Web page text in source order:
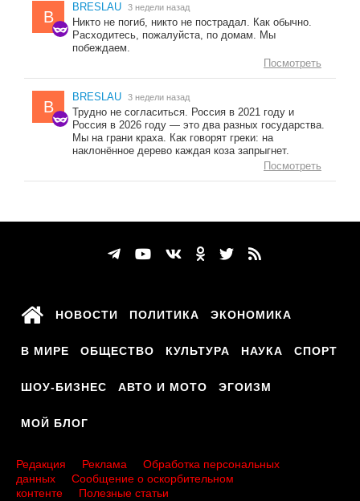
B
BRESLAU 3 недели назад
Никто не погиб, никто не пострадал. Как обычно.
Расходитесь, пожалуйста, по домам. Мы
побеждаем.
Посмотреть
B
BRESLAU 3 недели назад
Трудно не согласиться. Россия в 2021 году и
Россия в 2026 году — это два разных государства.
Мы на грани краха. Как говорят греки: на
наклонённое дерево каждая коза запрыгнет.
Посмотреть
НОВОСТИ ПОЛИТИКА ЭКОНОМИКА
В МИРЕ ОБЩЕСТВО КУЛЬТУРА НАУКА СПОРТ
ШОУ-БИЗНЕС АВТО И МОТО ЭГОИЗМ
МОЙ БЛОГ
Редакция Реклама
Обработка персональных
данных
Сообщение о оскорбительном
контенте
Полезные статьи